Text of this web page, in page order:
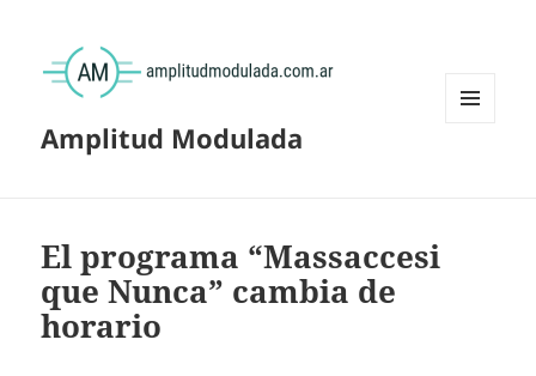
Amplitud Modulada
El programa “Massaccesi
que Nunca” cambia de
horario